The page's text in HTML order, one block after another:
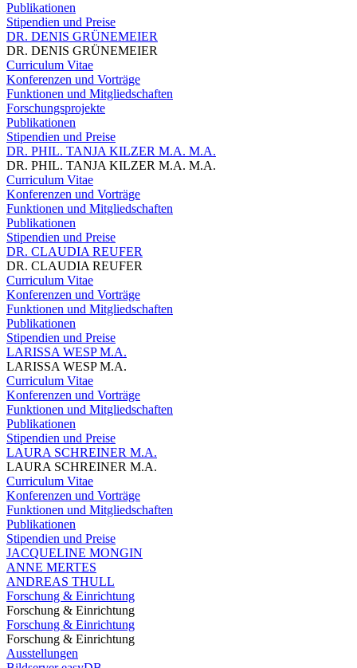
Publikationen
Stipendien und Preise
DR. DENIS GRÜNEMEIER
DR. DENIS GRÜNEMEIER
Curriculum Vitae
Konferenzen und Vorträge
Funktionen und Mitgliedschaften
Forschungsprojekte
Publikationen
Stipendien und Preise
DR. PHIL. TANJA KILZER M.A. M.A.
DR. PHIL. TANJA KILZER M.A. M.A.
Curriculum Vitae
Konferenzen und Vorträge
Funktionen und Mitgliedschaften
Publikationen
Stipendien und Preise
DR. CLAUDIA REUFER
DR. CLAUDIA REUFER
Curriculum Vitae
Konferenzen und Vorträge
Funktionen und Mitgliedschaften
Publikationen
Stipendien und Preise
LARISSA WESP M.A.
LARISSA WESP M.A.
Curriculum Vitae
Konferenzen und Vorträge
Funktionen und Mitgliedschaften
Publikationen
Stipendien und Preise
LAURA SCHREINER M.A.
LAURA SCHREINER M.A.
Curriculum Vitae
Konferenzen und Vorträge
Funktionen und Mitgliedschaften
Publikationen
Stipendien und Preise
JACQUELINE MONGIN
ANNE MERTES
ANDREAS THULL
Forschung & Einrichtung
Forschung & Einrichtung
Forschung & Einrichtung
Forschung & Einrichtung
Ausstellungen